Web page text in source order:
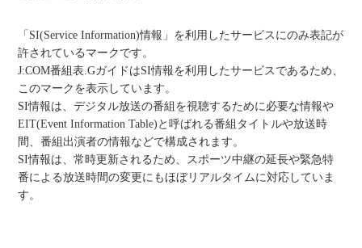
「SI(Service Information)情報」を利用したサービスにのみ表記が
許されているマークです。
J:COM番組表.GガイドはSI情報を利用したサービスであるため、
このマークを表示しています。
SI情報は、デジタル放送の番組を視聴するために必要な情報や
EIT(Event Information Table)と呼ばれる番組タイトルや放送時
間、番組出演者の情報などで構成されます。
SI情報は、常時更新されるため、スポーツ中継の延長や緊急特
番による放送時間の変更にもほぼリアルタイムに対応していま
す。